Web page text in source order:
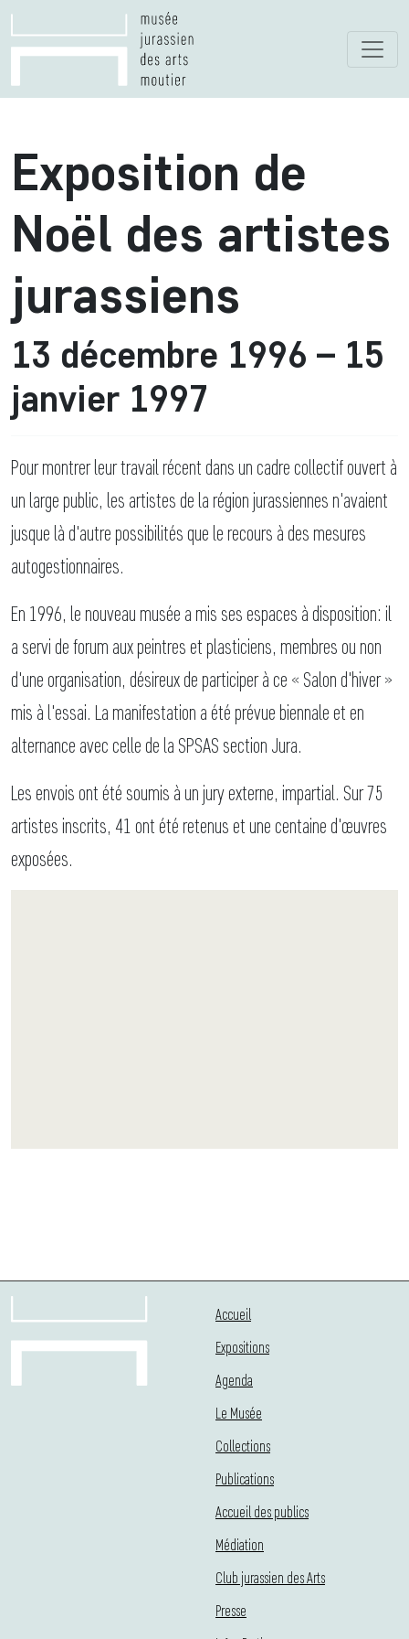
Exposition de
Noël des artistes
jurassiens
13 décembre 1996 – 15
janvier 1997
Pour montrer leur travail récent dans un cadre collectif ouvert à
un large public, les artistes de la région jurassiennes n'avaient
jusque là d'autre possibilités que le recours à des mesures
autogestionnaires.
En 1996, le nouveau musée a mis ses espaces à disposition: il
a servi de forum aux peintres et plasticiens, membres ou non
d'une organisation, désireux de participer à ce « Salon d'hiver »
mis à l'essai. La manifestation a été prévue biennale et en
alternance avec celle de la SPSAS section Jura.
Les envois ont été soumis à un jury externe, impartial. Sur 75
artistes inscrits, 41 ont été retenus et une centaine d'œuvres
exposées.
Accueil
Expositions
Agenda
Le Musée
Collections
Publications
Accueil des publics
Médiation
Club jurassien des Arts
Presse